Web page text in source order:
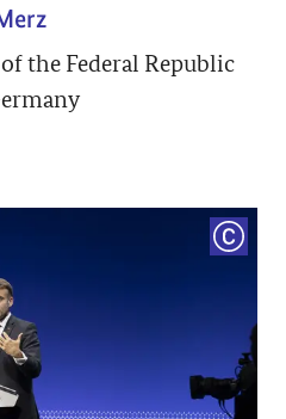
the Federal Republic